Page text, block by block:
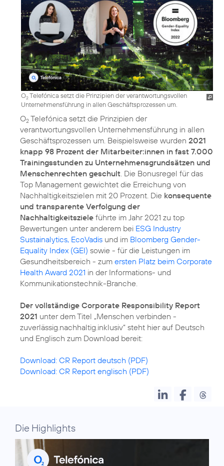
O2Telefónica setzt die Prinzipien der verantwortungsvollen
Unternehmensführung in allen Geschäftsprozessen um.
O2 Telefónica setzt die Prinzipien der
verantwortungsvollen Unternehmensführung in allen
Geschäftsprozessen um. Beispielsweise wurden 2021
knapp 98 Prozent der Mitarbeiter:innen in fast 7.000
Trainingsstunden zu Unternehmensgrundsätzen und
Menschenrechten geschult . Die Bonusregel für das
Top Management gewichtet die Erreichung von
Nachhaltigkeitszielen mit 20 Prozent. Die konsequente
und transparente Verfolgung der
Nachhaltigkeitsziele führte im Jahr 2021 zu top
Bewertungen unter anderem bei ESG Industry
Sustainalytics, EcoVadis und im Bloomberg Gender-
Equality Index (GEI) sowie - für die Leistungen im
Gesundheitsbereich - zum ersten Platz beim Corporate
Health Award 2021 in der Informations- und
Kommunikationstechnik-Branche.
Der vollständige Corporate Responsibility Report
2021 unter dem Titel „Menschen verbinden -
zuverlässig.nachhaltig.inklusiv“ steht hier auf Deutsch
und Englisch zum Download bereit:
Download: CR Report deutsch (PDF)
Download: CR Report englisch (PDF)
Die Highlights